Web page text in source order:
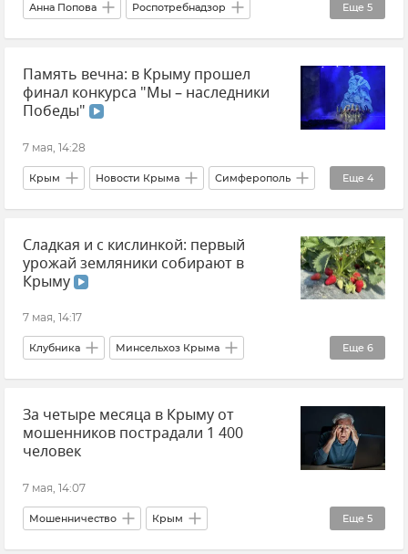
Еще 5
Анна Попова Роспотребнадзор
МДЦ "Артек" Крым Детский отдых
Безопасность Новости
Память вечна: в Крыму прошел
финал конкурса "Мы – наследники
Победы"
7 мая, 14:28
Еще 4
Крым Новости Крыма Симферополь
Сергей Аксенов Владимир Константинов
дети Конкурс
Сладкая и с кислинкой: первый
урожай земляники собирают в
Крыму
7 мая, 14:17
Еще 6
Клубника Минсельхоз Крыма
Денис Кратюк Крым Новости Крыма
Видео Сельское хозяйство
За четыре месяца в Крыму от
мошенников пострадали 1 400
человек
7 мая, 14:07
Еще 5
Мошенничество Крым
Новости Крыма Общество